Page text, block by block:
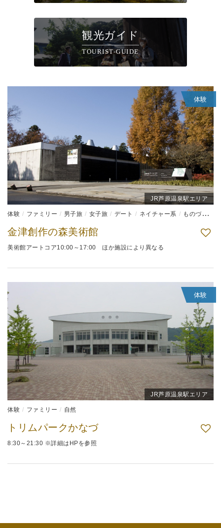
観光ガイド
TOURIST-GUIDE
体験
JR芦原温泉駅エリア
体験 ファミリー 男子旅 女子旅 デート ネイチャー系 ものづくり体験
金津創作の森美術館
美術館アートコア10:00～17:00 ほか施設により異なる
体験
JR芦原温泉駅エリア
体験 ファミリー 自然
トリムパークかなづ
8:30～21:30 ※詳細はHPを参照